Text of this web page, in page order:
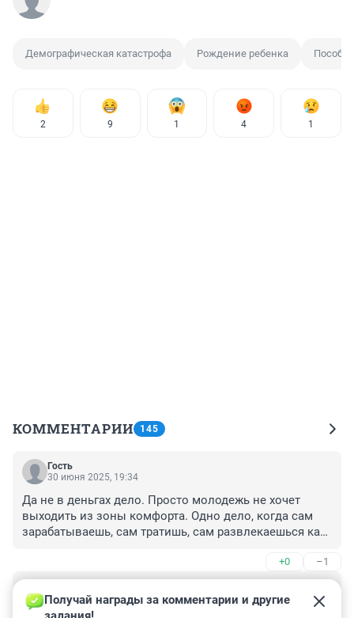
Демографическая катастрофа Рождение ребенка
2 9 1 4 1
КОММЕНТАРИИ 145
Гость
30 июня 2025, 19:34
Да не в деньгах дело. Просто молодежь не хочет
выходить из зоны комфорта. Одно дело, когда сам
зарабатываешь, сам тратишь, сам развлекаешься как
поразвлекаешься. Кто хочет детей, того ничто не
остановит. Забот и ответственности не хотят, вот и
все.
+0 –1
30 июня 2025, 18:32
Получай награды за комментарии и другие